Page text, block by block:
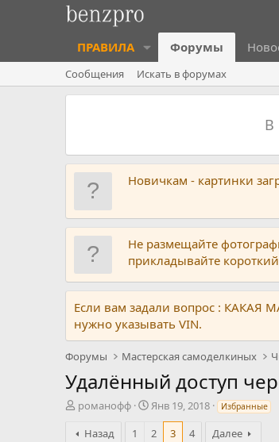
ПРАВИЛА Форумы
Сообщения Искать в форумах
В
Новичкам - картинки
Не размещайте
прикладывайте
Если вам задали вопрос : КАКАЯ
нужно указывать VIN.
Форумы Мастерская самоделкиных
Удалённый доступ
А
т
романофф
Д
т
Янв 19, 2018 Избранные
Назад 1 2 3 4 Далее